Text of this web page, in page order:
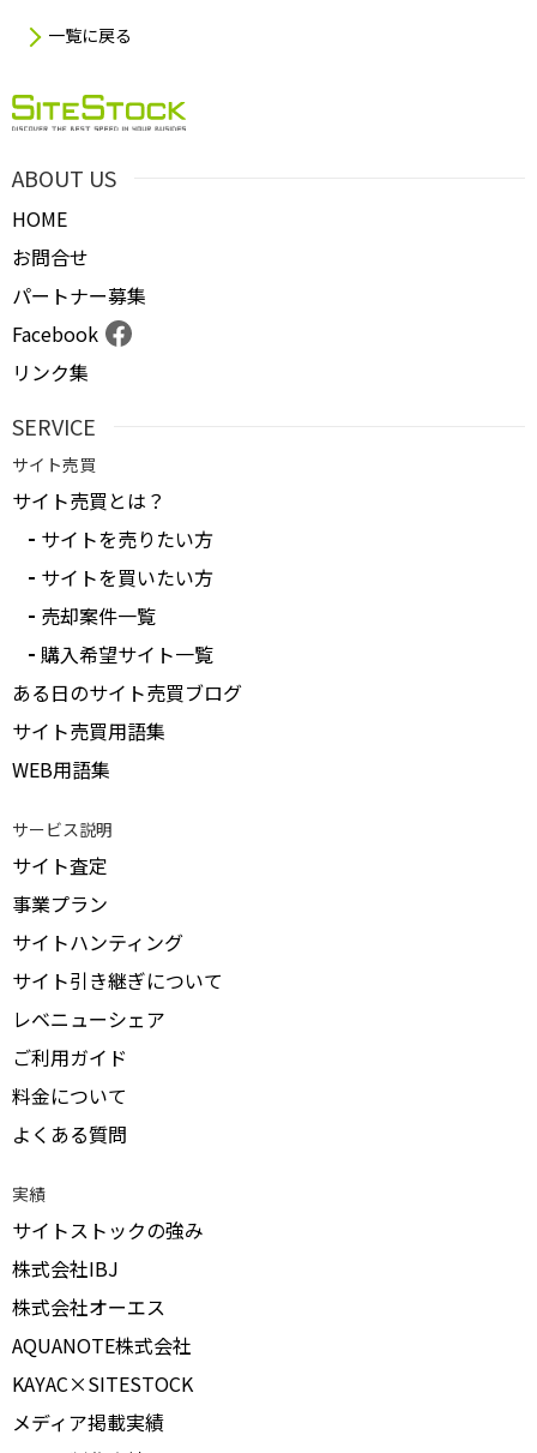
一覧に戻る
ABOUT US
HOME
お問合せ
パートナー募集
Facebook
リンク集
SERVICE
サイト売買
サイト売買とは？
サイトを売りたい方
サイトを買いたい方
売却案件一覧
購入希望サイト一覧
ある日のサイト売買ブログ
サイト売買用語集
WEB用語集
サービス説明
サイト査定
事業プラン
サイトハンティング
サイト引き継ぎについて
レベニューシェア
ご利用ガイド
料金について
よくある質問
実績
サイトストックの強み
株式会社IBJ
株式会社オーエス
AQUANOTE株式会社
KAYAC×SITESTOCK
メディア掲載実績